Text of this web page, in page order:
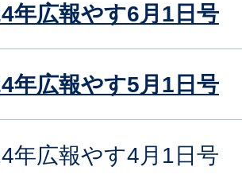
年広報やす6月1日号
年広報やす5月1日号
年広報やす4月1日号